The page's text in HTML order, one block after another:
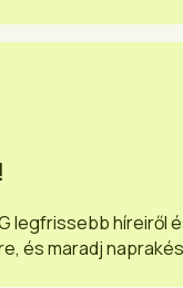
legfrissebb híreiről
és maradj